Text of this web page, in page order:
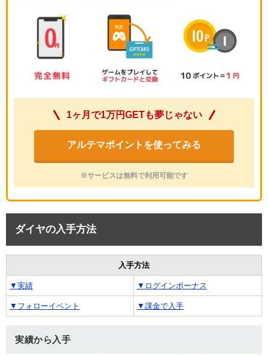
1ヶ月で1万円GETも夢じゃない
アルテマポイントを使ってみる
※サービスは無料で利用可能です
ダイヤの入手方法
入手方法
▼実績 ▼ログインボーナス
▼フォローイベント ▼課金で入手
実績から入手